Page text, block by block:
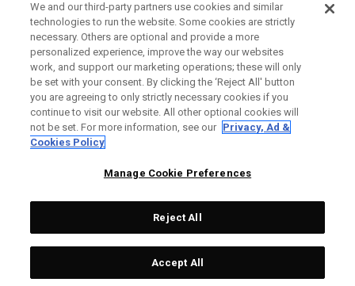
A PROPOS
MENTIONS LÉGALES
Topgolf Callaway Brands.
All rights reserved.
We and our third-party partners use cookies and similar
technologies to run the website. Some cookies are strictly
necessary. Others are optional and provide a more
personalized experience, improve the way our websites
work, and support our marketing operations; these will only
be set with your consent. By clicking the ‘Reject All' button
you are agreeing to only strictly necessary cookies if you
continue to visit our website. All other optional cookies will
not be set. For more information, see our Privacy, Ad &
Cookies Policy
Manage Cookie Preferences
Reject All
Accept All